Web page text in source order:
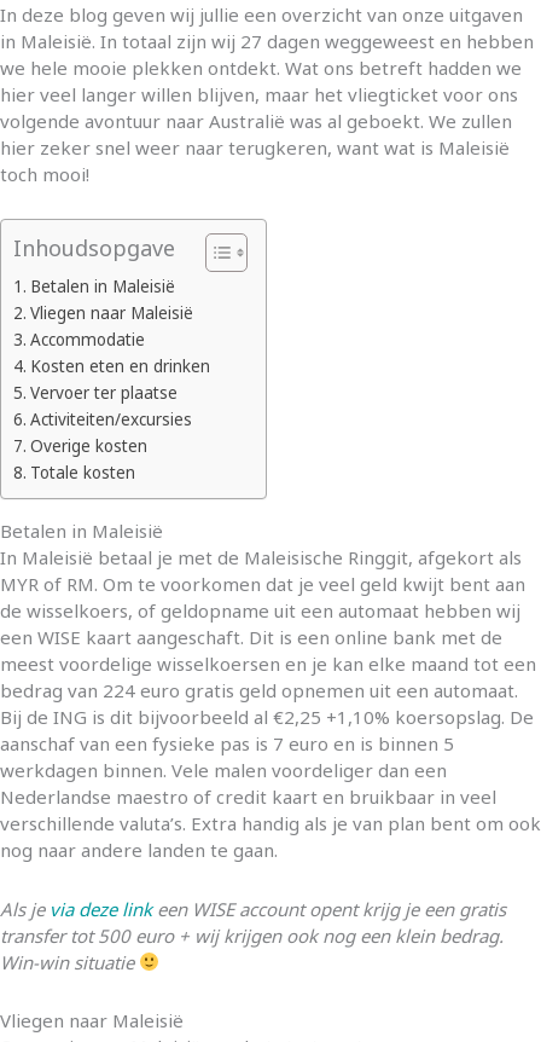
In deze blog geven wij jullie een overzicht van onze uitgaven
in Maleisië. In totaal zijn wij 27 dagen weggeweest en hebben
we hele mooie plekken ontdekt. Wat ons betreft hadden we
hier veel langer willen blijven, maar het vliegticket voor ons
volgende avontuur naar Australië was al geboekt. We zullen
hier zeker snel weer naar terugkeren, want wat is Maleisië
toch mooi!
Inhoudsopgave
Betalen in Maleisië
Vliegen naar Maleisië
Accommodatie
Kosten eten en drinken
Vervoer ter plaatse
Activiteiten/excursies
Overige kosten
Totale kosten
Betalen in Maleisië
In Maleisië betaal je met de Maleisische Ringgit, afgekort als
MYR of RM. Om te voorkomen dat je veel geld kwijt bent aan
de wisselkoers, of geldopname uit een automaat hebben wij
een WISE kaart aangeschaft. Dit is een online bank met de
meest voordelige wisselkoersen en je kan elke maand tot een
bedrag van 224 euro gratis geld opnemen uit een automaat.
Bij de ING is dit bijvoorbeeld al €2,25 +1,10% koersopslag. De
aanschaf van een fysieke pas is 7 euro en is binnen 5
werkdagen binnen. Vele malen voordeliger dan een
Nederlandse maestro of credit kaart en bruikbaar in veel
verschillende valuta’s. Extra handig als je van plan bent om ook
nog naar andere landen te gaan.
Als jevia deze linkeen WISE account opent krijg je een gratis
transfer tot 500 euro + wij krijgen ook nog een klein bedrag.
Win-win situatie
Vliegen naar Maleisië